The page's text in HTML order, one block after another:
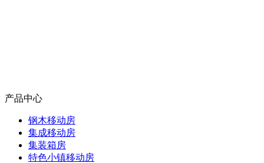
产品中心
钢木移动房
集成移动房
集装箱房
特色小镇移动房